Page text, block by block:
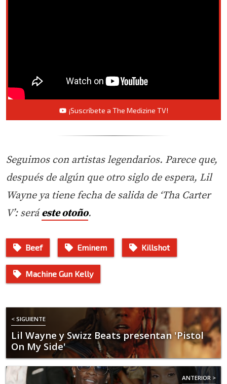
¡Suscríbete a The Medizine TV!
Seguimos con artistas legendarios. Parece que,
después de algún que otro siglo de espera, Lil
Wayne ya tiene fecha de salida de ‘Tha Carter
V’: seráeste otoño.
Beef Eminem Killshot
Machine Gun Kelly
< SIGUIENTE
Lil Wayne y Swizz Beats presentan 'Pistol
On My Side'
ANTERIOR >